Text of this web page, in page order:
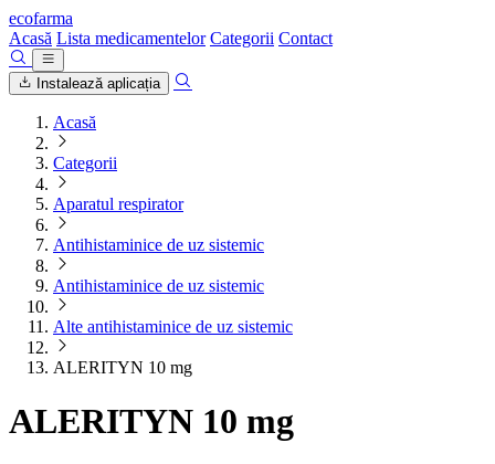
ecofarma
Acasă Lista medicamentelor Categorii Contact
Instalează aplicația
Acasă
Categorii
Aparatul respirator
Antihistaminice de uz sistemic
Antihistaminice de uz sistemic
Alte antihistaminice de uz sistemic
ALERITYN 10 mg
ALERITYN 10 mg